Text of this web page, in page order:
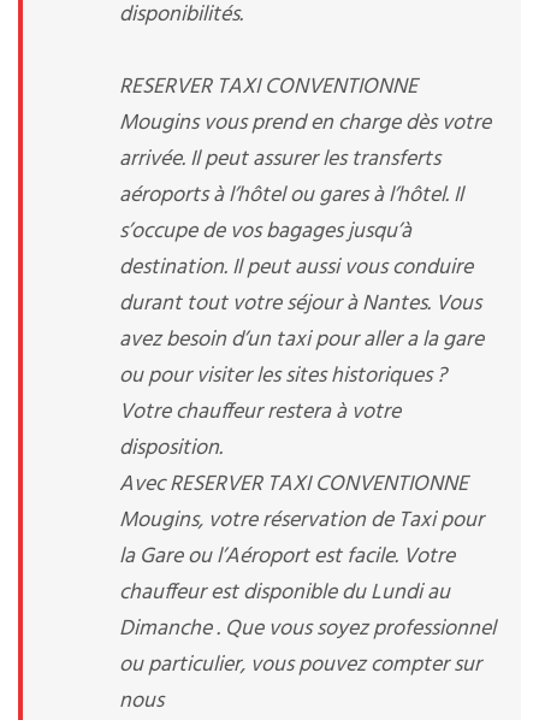
disponibilités.
RESERVER TAXI CONVENTIONNE
Mougins vous prend en charge dès votre
arrivée. Il peut assurer les transferts
aéroports à l’hôtel ou gares à l’hôtel. Il
s’occupe de vos bagages jusqu’à
destination. Il peut aussi vous conduire
durant tout votre séjour à Nantes. Vous
avez besoin d’un taxi pour aller a la gare
ou pour visiter les sites historiques ?
Votre chauffeur restera à votre
disposition.
Avec RESERVER TAXI CONVENTIONNE
Mougins, votre réservation de Taxi pour
la Gare ou l’Aéroport est facile. Votre
chauffeur est disponible du Lundi au
Dimanche . Que vous soyez professionnel
ou particulier, vous pouvez compter sur
nous